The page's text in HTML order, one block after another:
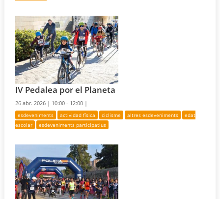
IV Pedalea por el Planeta
26 abr. 2026 | 10:00 - 12:00 |
esdeveniments actividad física ciclisme altres esdeveniments
edat
escolar
esdeveniments participatius